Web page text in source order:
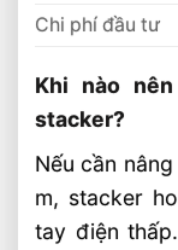
Chi phí đầu tư
Khi nào
stacker?
Nếu cần
m, stacker
tay điện